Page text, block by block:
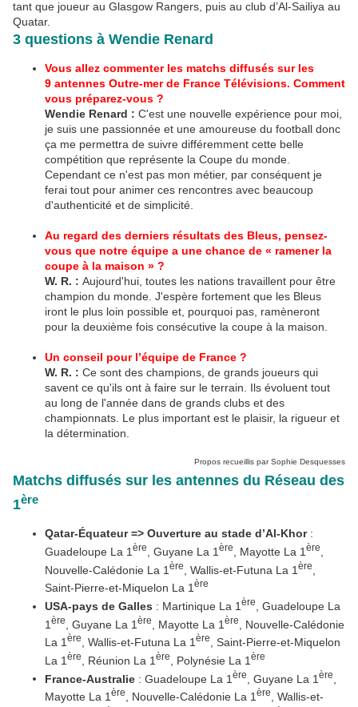
tant que joueur au Glasgow Rangers, puis au club d’Al-Sailiya au
Quatar.
3 questions à Wendie Renard
Vous allez commenter les matchs diffusés sur les
9 antennes Outre-mer de France Télévisions. Comment
vous préparez-vous ?
Wendie Renard : C'est une nouvelle expérience pour moi,
je suis une passionnée et une amoureuse du football donc
ça me permettra de suivre différemment cette belle
compétition que représente la Coupe du monde.
Cependant ce n'est pas mon métier, par conséquent je
ferai tout pour animer ces rencontres avec beaucoup
d'authenticité et de simplicité.
Au regard des derniers résultats des Bleus, pensez-
vous que notre équipe a une chance de « ramener la
coupe à la maison » ?
W. R. : Aujourd'hui, toutes les nations travaillent pour être
champion du monde. J'espère fortement que les Bleus
iront le plus loin possible et, pourquoi pas, ramèneront
pour la deuxième fois consécutive la coupe à la maison.
Un conseil pour l’équipe de France ?
W. R. : Ce sont des champions, de grands joueurs qui
savent ce qu'ils ont à faire sur le terrain. Ils évoluent tout
au long de l'année dans de grands clubs et des
championnats. Le plus important est le plaisir, la rigueur et
la détermination.
Propos recueillis par Sophie Desquesses
Matchs diffusés sur les antennes du Réseau des
1ère
Qatar-Équateur => Ouverture au stade d’Al-Khor :
Guadeloupe La 1 ère , Guyane La 1 ère , Mayotte La 1 ère
Nouvelle-Calédonie La 1 ère , Wallis-et-Futuna La 1 ère
Saint-Pierre-et-Miquelon La 1 ère
USA-pays de Galles : Martinique La 1 ère
, Guadeloupe La
1 ère , Guyane La 1 ère , Mayotte La 1 ère
, Nouvelle-Calédonie
La 1 ère , Wallis-et-Futuna La 1 ère
, Saint-Pierre-et-Miquelon
La 1 ère , Réunion La 1 ère , Polynésie La 1 ère
France-Australie : Guadeloupe La 1 ère , Guyane La 1 ère
Mayotte La 1 ère , Nouvelle-Calédonie La 1 ère
, Wallis-et-